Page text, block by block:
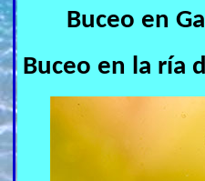
Buceo en
Buceo en la ría